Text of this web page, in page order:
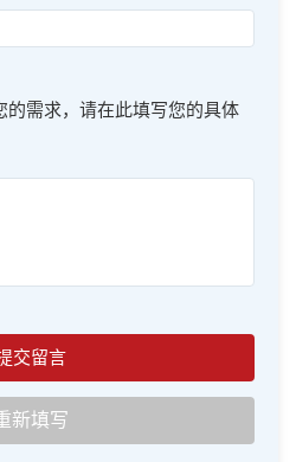
的需求，请在此填写您的具体